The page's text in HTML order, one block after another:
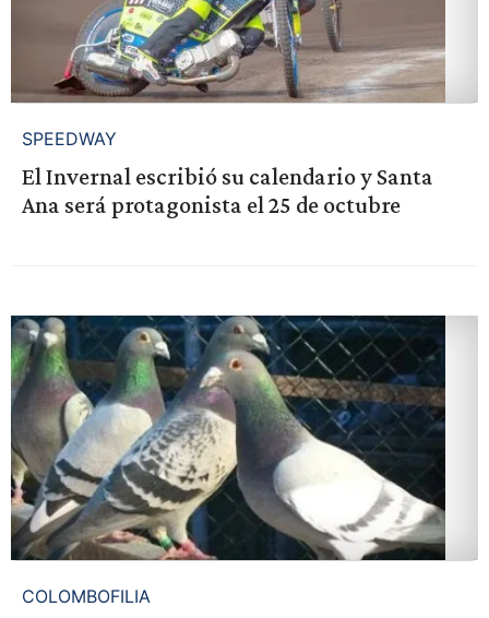
SPEEDWAY
El Invernal escribió su calendario y Santa
Ana será protagonista el 25 de octubre
COLOMBOFILIA